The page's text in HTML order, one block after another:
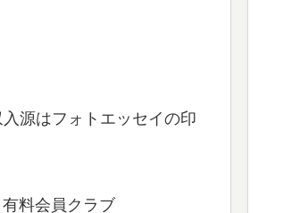
源はフォトエッセイの印
料会員クラブ